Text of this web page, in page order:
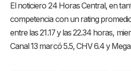
El noticiero 24 Horas Central, en
competencia con un rating
entre las 21.17 y las 22.34 horas,
Canal 13 marcó 5.5, CHV 6.4 y